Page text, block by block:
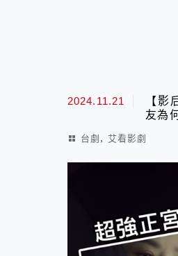
2024.11.21
【影
友為
台劇 , 艾看影劇